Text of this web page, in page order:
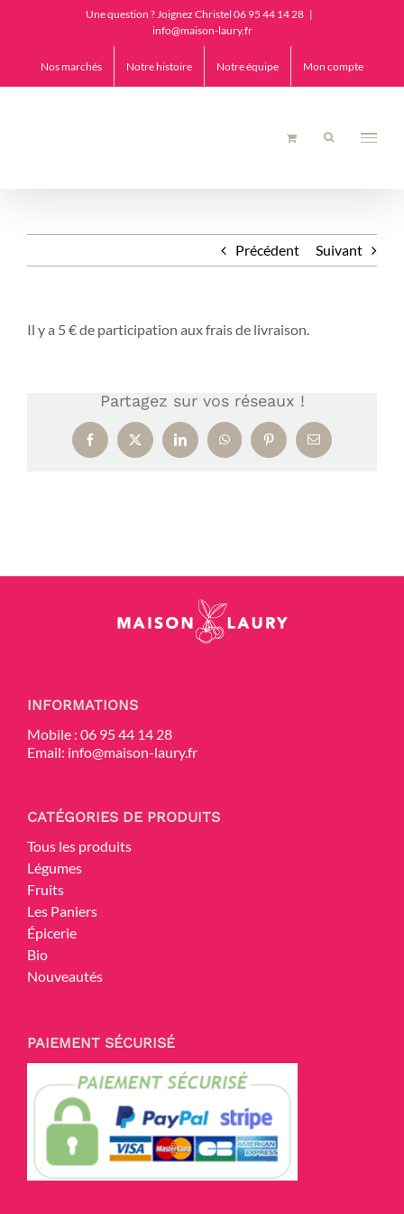
Une question ? Joignez Christel 06 95 44 14 28 |
info@maison-laury.fr
Nos marchés Notre histoire Notre équipe Mon compte
Précédent Suivant
Il y a 5 € de participation aux frais de livraison.
Partagez sur vos réseaux !
FacebookX LinkedInWhatsAppPinterestEmail
INFORMATIONS
Mobile : 06 95 44 14 28
Email: info@maison-laury.fr
CATÉGORIES DE PRODUITS
Tous les produits
Légumes
Fruits
Les Paniers
Épicerie
Bio
Nouveautés
PAIEMENT SÉCURISÉ